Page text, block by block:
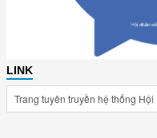
LINK